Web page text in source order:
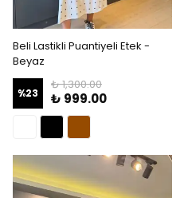
Beli Lastikli Puantiyeli Etek -
Beyaz
%23
₺ 1,300.00
₺ 999.00